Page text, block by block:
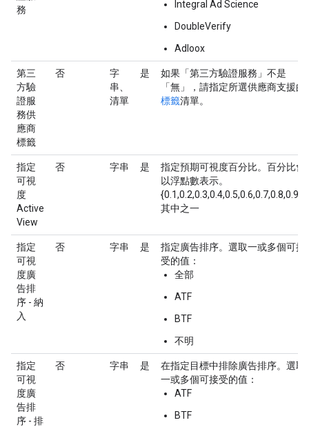
務
Integral Ad Science
DoubleVerify
Adloox
第三
方驗
證服
務供
應商
標籤
否
字
串、
清單
是
如果「第三方驗證服務」不是
「無」，請指定所選供應商支援的
標籤清單。
指定
可視
度
Active
View
否 字串 是
指定預期可視度百分比。百分比會
以浮點數表示。
{0.1,0.2,0.3,0.4,0.5,0.6,0.7,0.8,0.9}
其中之一
指定
可視
度廣
告排
序 - 納
入
否 字串 是
指定廣告排序。選取一或多個可接
受的值：
全部
ATF
BTF
不明
指定
可視
度廣
告排
序 - 排
否 字串 是
在指定目標中排除廣告排序。選取
一或多個可接受的值：
ATF
BTF